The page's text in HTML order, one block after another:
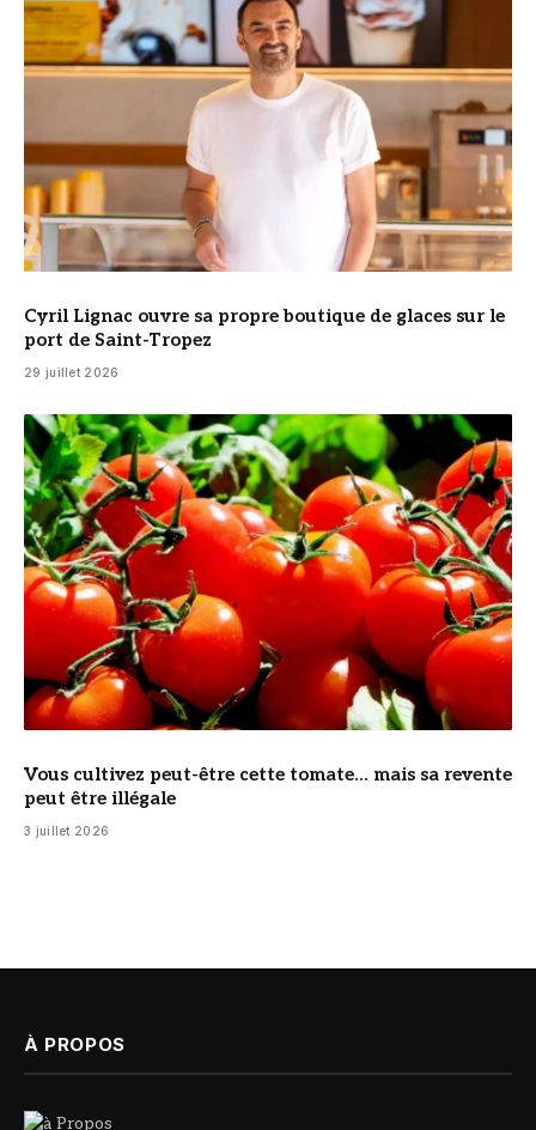
Cyril Lignac ouvre sa propre boutique de glaces sur le
port de Saint-Tropez
29 juillet 2026
© DR
Vous cultivez peut-être cette tomate… mais sa revente
peut être illégale
3 juillet 2026
À PROPOS